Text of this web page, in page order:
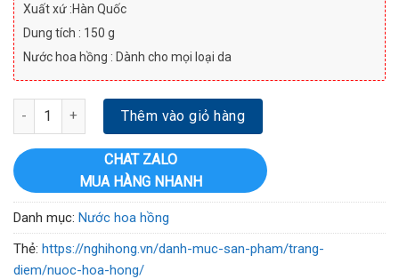
Xuất xứ :Hàn Quốc
Dung tích : 150 g
Nước hoa hồng : Dành cho mọi loại da
Nước hoa hồng 3W Clinic Collagen Regeneration Softener số lượng
Thêm vào giỏ hàng
CHAT ZALO
MUA HÀNG NHANH
Danh mục: Nước hoa hồng
Thẻ: https://nghihong.vn/danh-muc-san-pham/trang-
diem/nuoc-hoa-hong/